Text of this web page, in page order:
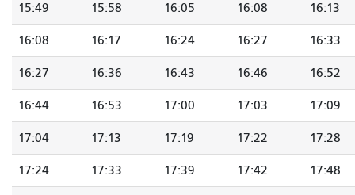
15:49 15:58 16:05 16:08 16:13
16:08 16:17 16:24 16:27 16:33
16:27 16:36 16:43 16:46 16:52
16:44 16:53 17:00 17:03 17:09
17:04 17:13 17:19 17:22 17:28
17:24 17:33 17:39 17:42 17:48